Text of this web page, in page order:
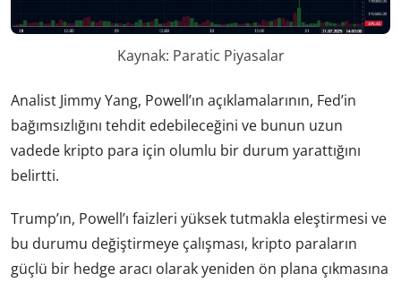
Kaynak: Paratic Piyasalar
Analist Jimmy Yang, Powell’ın açıklamalarının, Fed’in
bağımsızlığını tehdit edebileceğini ve bunun uzun
vadede kripto para için olumlu bir durum yarattığını
belirtti.
Trump’ın, Powell’ı faizleri yüksek tutmakla eleştirmesi ve
bu durumu değiştirmeye çalışması, kripto paraların
güçlü bir hedge aracı olarak yeniden ön plana çıkmasına